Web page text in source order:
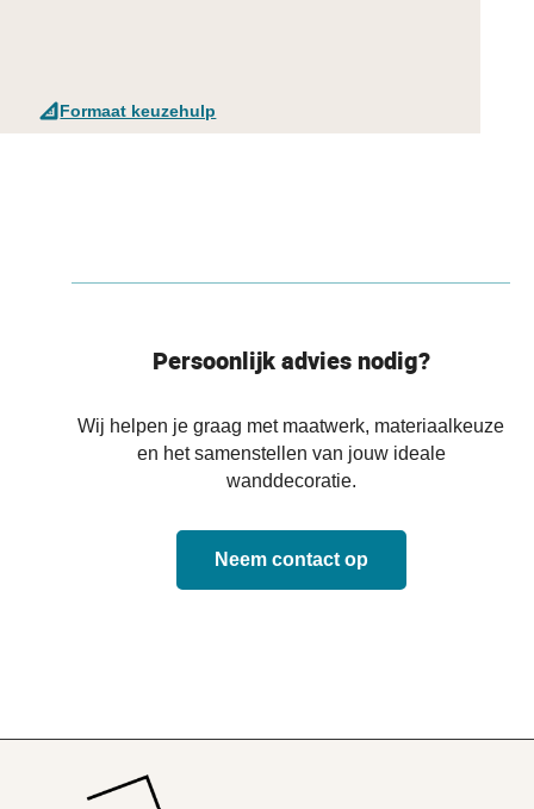
Formaat keuzehulp
Persoonlijk advies nodig?
Wij helpen je graag met maatwerk, materiaalkeuze
en het samenstellen van jouw ideale
wanddecoratie.
Neem contact op